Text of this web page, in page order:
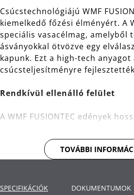
Csúcstechnológiájú WMF
kiemelkedő főzési élményért. A
speciális vasacélmag, amelyből
ásványokkal ötvözve egy
kapunk. Ezt a high-tech
csúcsteljesítményre
Rendkívül ellenálló felület
A WMF FUSIONTEC edények
különösen kemény, valamint
a csúcstechnológiájú edény
Kiváló főzési tulajdonságok
TOVÁBBI
SPECIFIKÁCIÓK DOKUMENTUMOK